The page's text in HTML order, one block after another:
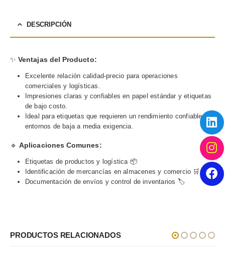
DESCRIPCIÓN
✨Ventajas del Producto:
Excelente relación calidad-precio para operaciones
comerciales y logísticas.
Impresiones claras y confiables en papel estándar y etiquetas
de bajo costo.
Ideal para etiquetas que requieren un rendimiento confiable en
entornos de baja a media exigencia.
🔹Aplicaciones Comunes:
Etiquetas de productos y logística 📦
Identificación de mercancías en almacenes y comercio 🛒
Documentación de envíos y control de inventarios 🏷️
PRODUCTOS RELACIONADOS